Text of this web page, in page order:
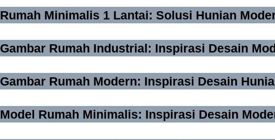
Rumah Minimalis 1 Lantai: Solusi Hunian
Gambar Rumah Industrial: Inspirasi Desain
Gambar Rumah Modern: Inspirasi Desain
Model Rumah Minimalis: Inspirasi Desain